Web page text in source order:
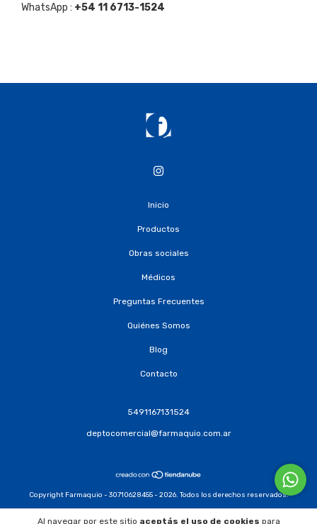
Al navegar por este sitio aceptás el uso de cookies para
WhatsApp : +54 11 6713-1524
Inicio
Productos
Obras sociales
Médicos
Preguntas Frecuentes
Quiénes Somos
Blog
Contacto
5491167131524
deptocomercial@farmaquio.com.ar
Copyright Farmaquio - 30710628455 - 2026. Todos los derechos reservados.
Defensa de las y los consumidores. Para reclamos